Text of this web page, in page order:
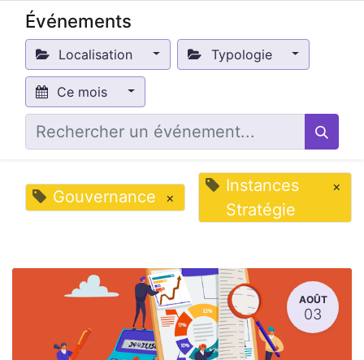
Événements
Localisation Typologie
Ce mois
Gouvernance ×
Instances
Stratégie
×
AOÛT
03